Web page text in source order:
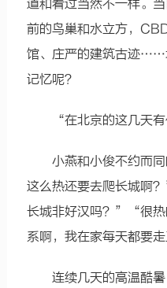
道和看过当然不一样。
前的鸟巢和水立方，
馆、庄严的建筑古迹……
记忆呢？
“在北京的这几天
小燕和小俊不约而
这么热还要去爬长城啊
长城非好汉吗？”“很
系啊，我在家每天都要
连续几天的高温酷